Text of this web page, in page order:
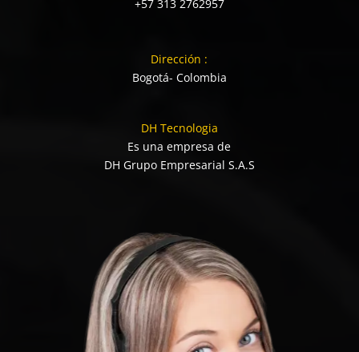
+57 313 2762957
Dirección :
Bogotá- Colombia
DH Tecnologia
Es una empresa de
DH Grupo Empresarial S.A.S